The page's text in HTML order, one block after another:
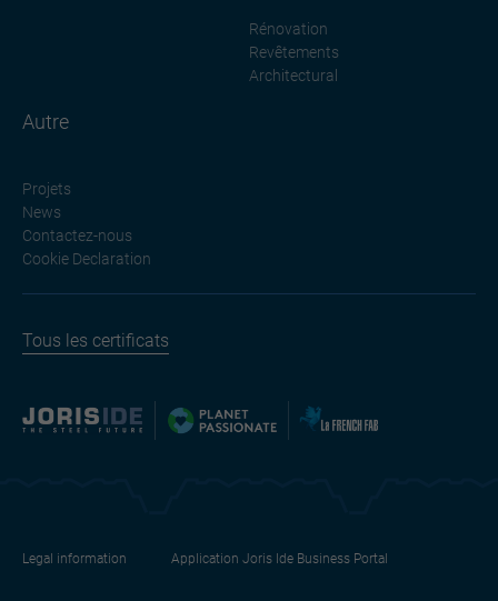
Rénovation
Revêtements
Architectural
Autre
Projets
News
Contactez-nous
Cookie Declaration
Tous les certificats
Legal information Application Joris Ide Business Portal